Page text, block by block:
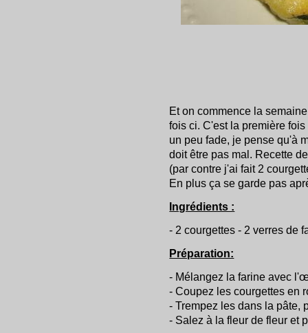
Et on commence la
fois ci. C'est la première
un peu fade, je pense qu'à
doit être pas mal. Recette
(par contre j'ai fait 2
En plus ça se garde pas
Ingrédients :
- 2 courgettes - 2 verres de
Préparation:
- Mélangez la farine avec
- Coupez les courgettes en
- Trempez les dans la pâte,
- Salez à la fleur de fleur et